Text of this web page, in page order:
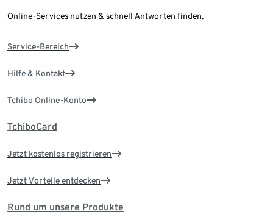
Online-Services nutzen & schnell Antworten finden.
Service-Bereich
Hilfe & Kontakt
Tchibo Online-Konto
TchiboCard
Jetzt kostenlos registrieren
Jetzt Vorteile entdecken
Rund um unsere Produkte